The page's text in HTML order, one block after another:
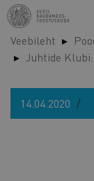
Liigu
edasi
põhisisu
juurde
Veebileht
Juhtide
14.04.2020